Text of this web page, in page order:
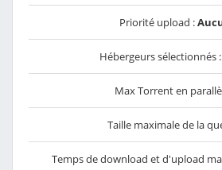
Priorité upload :
Hébergeurs sélectionnés :
Max Torrent en
Taille maximale de la
Temps de download et d'upload